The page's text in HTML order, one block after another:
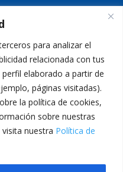
para analizar el
relacionada con tus
elaborado a partir de
páginas visitadas).
la política de cookies,
sobre nuestras
nuestra Política de
de cookies